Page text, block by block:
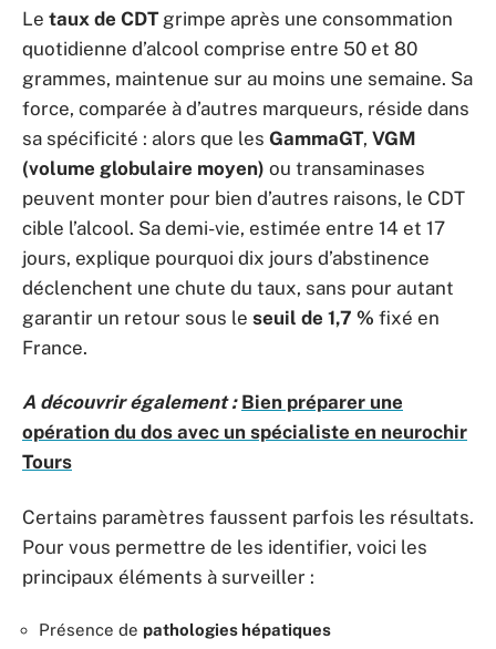
Le taux de CDTgrimpe après une consommation
quotidienne d’alcool comprise entre 50 et 80
grammes, maintenue sur au moins une semaine. Sa
force, comparée à d’autres marqueurs, réside dans
sa spécificité : alors que les GammaGT, VGM
(volume globulaire moyen) ou transaminases
peuvent monter pour bien d’autres raisons, le CDT
cible l’alcool. Sa demi-vie, estimée entre 14 et 17
jours, explique pourquoi dix jours d’abstinence
déclenchent une chute du taux, sans pour autant
garantir un retour sous le seuil de 1,7 % fixé en
France.
A découvrir également : Bien préparer une
opération du dos avec un spécialiste en neurochir
Tours
Certains paramètres faussent parfois les résultats.
Pour vous permettre de les identifier, voici les
principaux éléments à surveiller :
Présence de pathologies hépatiques